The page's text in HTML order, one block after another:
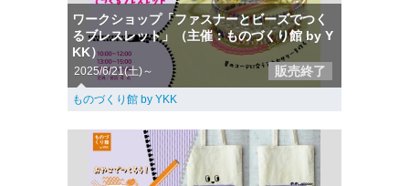
ワークショップ「ファスナーとビーズでつく
るブレスレット」（主催：ものづくり館 by Y
KK）
2025/6/21(土)～ 販売終了
ものづくり館 by YKK